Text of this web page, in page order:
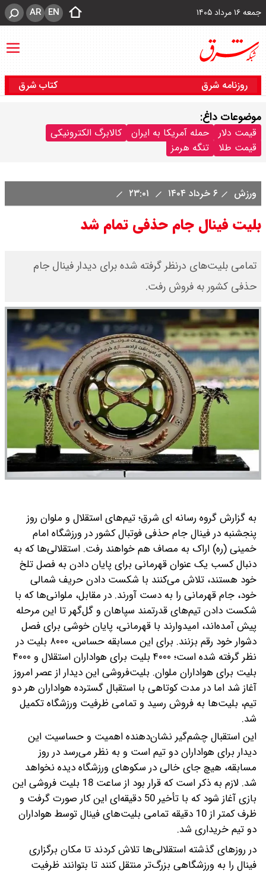
جمعه ۱۶ مرداد ۱۴۰۵ EN
AR
روزنامه شرق کتاب شرق
موضوعات داغ:
قیمت دلار حمله آمریکا به ایران
کالابرگ الکترونیکی
قیمت طلا
تنگه هرمز
ورزش ۶ خرداد ۱۴۰۴
بلیت‌ فینال جام حذفی تمام شد
تمامی بلیت‌های درنظر گرفته شده برای دیدار فینال جام
حذفی کشور به فروش رفت.
به گزارش گروه رسانه ای شرق؛ تیم‌های استقلال و ملوان روز
پنجشنبه در فینال جام حذفی فوتبال کشور در ورزشگاه امام
خمینی (ره) اراک به مصاف هم خواهند رفت. استقلالی‌ها که به
دنبال کسب یک عنوان قهرمانی برای پایان دادن به فصل تلخ
خود هستند، تلاش می‌کنند با شکست دادن حریف شمالی
خود، جام قهرمانی را به دست آورند. در مقابل، ملوانی‌ها که با
شکست دادن تیم‌های قدرتمند سپاهان و گل‌گهر تا این مرحله
پیش آمده‌اند، امیدوارند با قهرمانی، پایان خوشی برای فصل
دشوار خود رقم بزنند.
برای این مسابقه حساس، ۸۰۰۰ بلیت در
نظر گرفته شده است؛ ۴۰۰۰ بلیت برای هواداران استقلال و ۴۰۰۰
بلیت برای هواداران ملوان. بلیت‌فروشی این دیدار از عصر امروز
آغاز شد اما در مدت کوتاهی با استقبال گسترده هواداران هر دو
تیم، بلیت‌ها به فروش رسید و تمامی ظرفیت ورزشگاه تکمیل
شد.
این استقبال چشم‌گیر نشان‌دهنده اهمیت و حساسیت این
دیدار برای هواداران دو تیم است و به نظر می‌رسد در روز
مسابقه، هیچ جای خالی در سکوهای ورزشگاه دیده نخواهد
شد. لازم به ذکر است که قرار بود از ساعت 18 بلیت فروشی این
بازی آغاز شود که با تأخیر 50 دقیقه‌ای این کار صورت گرفت و
ظرف کمتر از 10 دقیقه تمامی بلیت‌های فینال توسط هواداران
دو تیم خریداری شد.
در روزهای گذشته استقلالی‌ها تلاش کردند تا مکان برگزاری
فینال را به ورزشگاهی بزرگ‌تر منتقل کنند تا بتوانند ظرفیت